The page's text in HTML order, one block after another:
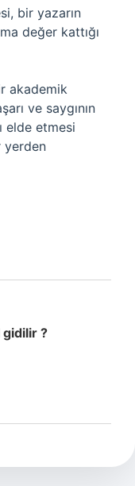
bir yazarın
değer kattığı
akademik
ve saygının
elde etmesi
yerden
gidilir ?